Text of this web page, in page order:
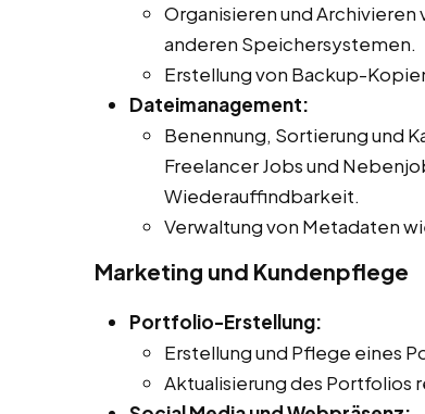
Organisieren und
anderen Speichersystemen.
Erstellung von Backup-
Dateimanagement:
Benennung, Sortierung und
Freelancer Jobs und
Wiederauffindbarkeit.
Verwaltung von Metadaten
Marketing und Kundenpflege
Portfolio-Erstellung:
Erstellung und Pflege eines
Aktualisierung des Portfolios